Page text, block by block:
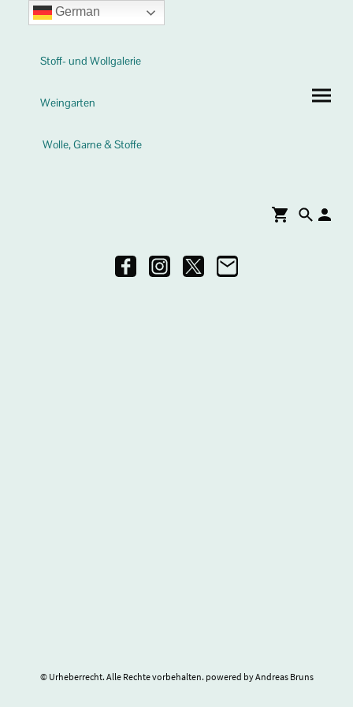
Stoff- und Wollgalerie
Weingarten
Wolle, Garne & Stoffe
© Urheberrecht. Alle Rechte vorbehalten. powered by Andreas Bruns
German